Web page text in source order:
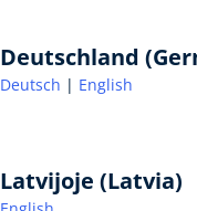
Deutschland
Deutsch English
Latvijoje (Latvia)